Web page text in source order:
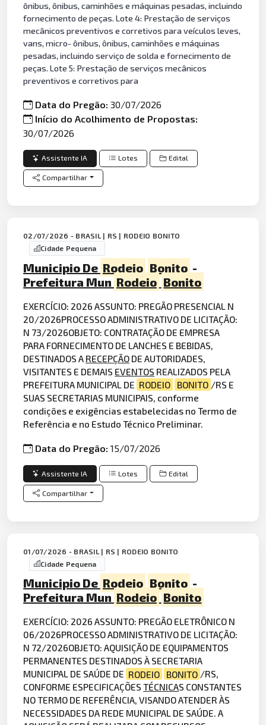
ônibus, ônibus, caminhões e máquinas pesadas, incluindo
fornecimento de peças. Lote 4: Prestação de serviços
mecânicos preventivos e corretivos para veículos leves,
vans, micro- ônibus, ônibus, caminhões e máquinas
pesadas, incluindo serviço de solda e fornecimento de
peças. Lote 5: Prestação de serviços mecânicos
preventivos e corretivos para
Data do Pregão:30/07/2026
Início do Acolhimento de Propostas:
30/07/2026
Assistente IA Lotes Edital
Compartilhar
02/07/2026 - BRASIL | RS | RODEIO BONITO
Cidade Pequena
Municipio De Rodeio Bonito -
Prefeitura Mun Rodeio Bonito
EXERCÍCIO: 2026 ASSUNTO: PREGÃO PRESENCIAL N
20/2026PROCESSO ADMINISTRATIVO DE LICITAÇÃO:
N 73/2026OBJETO: CONTRATAÇÃO DE EMPRESA
PARA FORNECIMENTO DE LANCHES E BEBIDAS,
DESTINADOS A RECEPÇÃO DE AUTORIDADES,
VISITANTES E DEMAIS EVENTOS REALIZADOS PELA
PREFEITURA MUNICIPAL DE RODEIO BONITO /RS E
SUAS SECRETARIAS MUNICIPAIS, conforme
condições e exigências estabelecidas no Termo de
Referência e no Estudo Técnico Preliminar.
Data do Pregão:15/07/2026
Assistente IA Lotes Edital
Compartilhar
01/07/2026 - BRASIL | RS | RODEIO BONITO
Cidade Pequena
Municipio De Rodeio Bonito -
Prefeitura MunRodeio Bonito
EXERCÍCIO: 2026 ASSUNTO: PREGÃO ELETRÔNICO N
06/2026PROCESSO ADMINISTRATIVO DE LICITAÇÃO:
N 72/2026OBJETO: AQUISIÇÃO DE EQUIPAMENTOS
PERMANENTES DESTINADOS À SECRETARIA
MUNICIPAL DE SAÚDE DE RODEIO BONITO /RS,
CONFORME ESPECIFICAÇÕESTÉCNICAS CONSTANTES
NO TERMO DE REFERÊNCIA, VISANDO ATENDER ÀS
NECESSIDADES DA REDE MUNICIPAL DE SAÚDE. A